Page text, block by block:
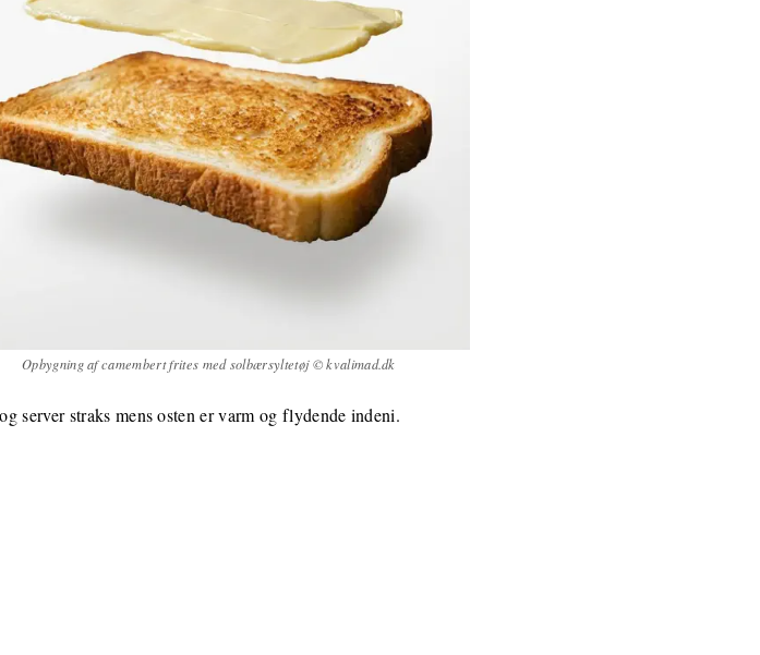
Opbygning af camembert frites med solbærsyltetøj © kvalimad.dk
server straks mens osten er varm og flydende indeni.